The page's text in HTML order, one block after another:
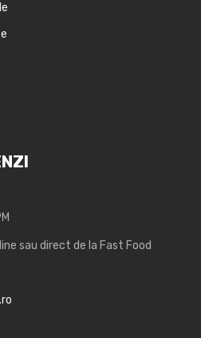
sau direct de la Fast Food